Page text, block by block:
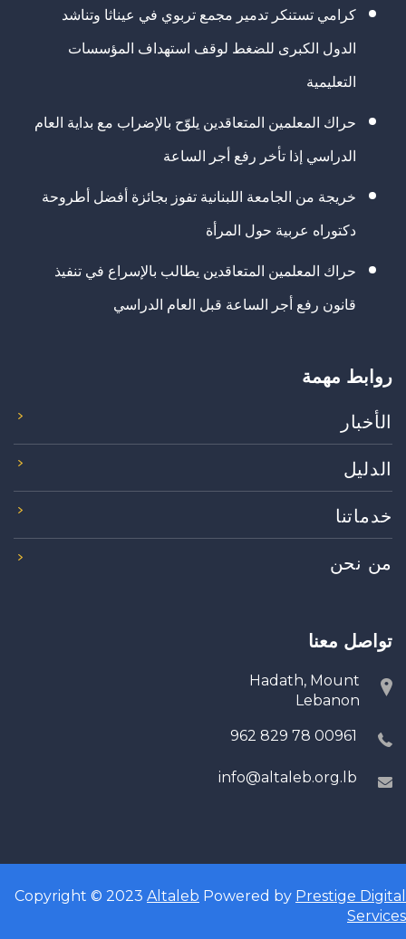
كرامي تستنكر تدمير مجمع تربوي في عيناثا وتناشد
الدول الكبرى للضغط لوقف استهداف المؤسسات
التعليمية
حراك المعلمين المتعاقدين يلوّح بالإضراب مع بداية العام
الدراسي إذا تأخر رفع أجر الساعة
خريجة من الجامعة اللبنانية تفوز بجائزة أفضل أطروحة
دكتوراه عربية حول المرأة
حراك المعلمين المتعاقدين يطالب بالإسراع في تنفيذ
قانون رفع أجر الساعة قبل العام الدراسي
روابط مهمة
الأخبار
الدليل
خدماتنا
من نحن
تواصل معنا
Hadath, Mount
Lebanon
00961 78 829 962
info@altaleb.org.lb
Copyright © 2023 Altaleb Powered by Prestige Digital
Services